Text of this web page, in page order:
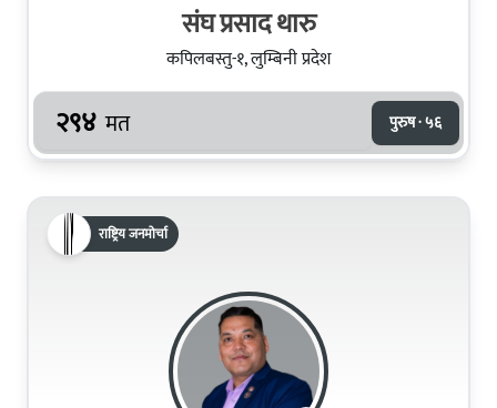
संघ प्रसाद थारु
कपिलबस्तु-१, लुम्बिनी प्रदेश
२९४ मत पुरुष · ५६
राष्ट्रिय जनमोर्चा